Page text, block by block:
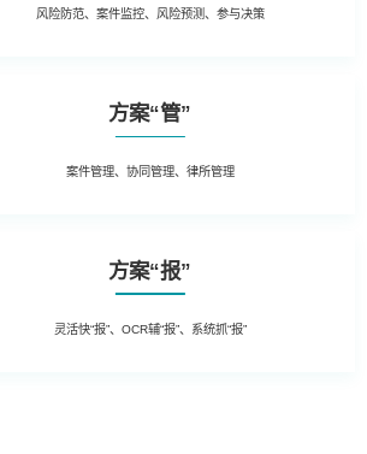
风险防范、案件监控、风险预测、参与决策
方案“管”
案件管理、协同管理、律所管理
方案“报”
灵活快“报”、OCR辅“报”、系统抓“报”